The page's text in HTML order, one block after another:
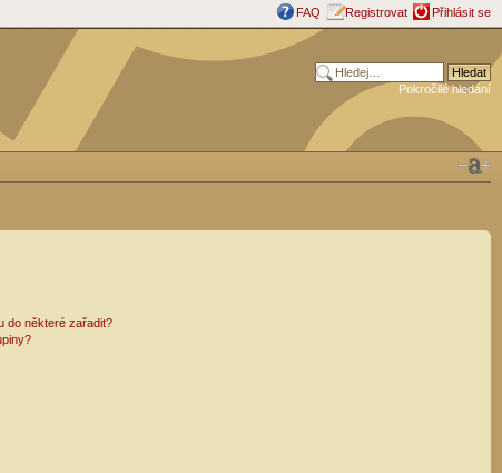
FAQ Registrovat Přihlásit se
Pokročilé hledání
do některé zařadit?